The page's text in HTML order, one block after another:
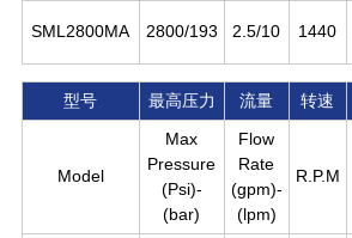
SML2800MA 2800/193 2.5/10 1440
型号 最高压力 流量 转速
Model
Max
Pressure
(Psi)-
(bar)
Flow
Rate
(gpm)-
(lpm)
R.P.M